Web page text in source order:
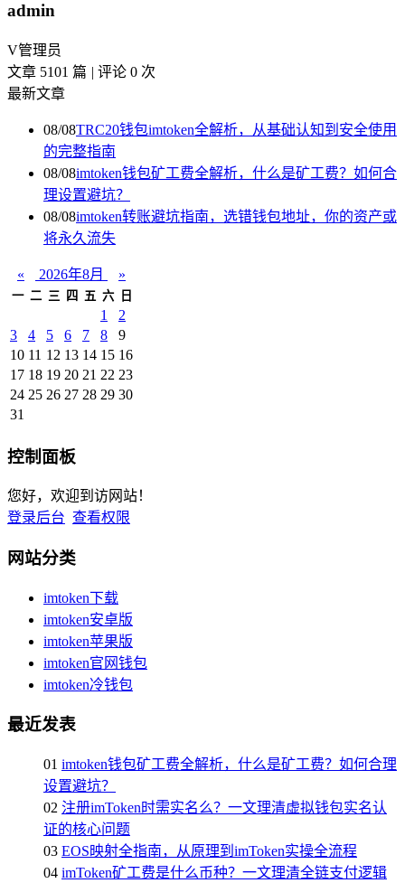
admin
V管理员
文章 5101 篇 | 评论 0 次
最新文章
08/08TRC20钱包imtoken全解析，从基础认知到安全使用
的完整指南
08/08imtoken钱包矿工费全解析，什么是矿工费？如何合
理设置避坑？
08/08imtoken转账避坑指南，选错钱包地址，你的资产或
将永久流失
« 2026年8月 »
一 二 三 四 五 六 日
1
2
3
4 5 6 7 8
9
10 11 12 13 14 15 16
17 18 19 20 21 22 23
24 25 26 27 28 29 30
31
控制面板
您好，欢迎到访网站！
登录后台 查看权限
网站分类
imtoken下载
imtoken安卓版
imtoken苹果版
imtoken官网钱包
imtoken冷钱包
最近发表
01 imtoken钱包矿工费全解析，什么是矿工费？如何合理
设置避坑？
02 注册imToken时需实名么？一文理清虚拟钱包实名认
证的核心问题
03 EOS映射全指南，从原理到imToken实操全流程
04 imToken矿工费是什么币种？一文理清全链支付逻辑